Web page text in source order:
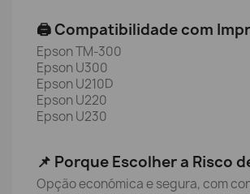
🖨️ Compatibilidade com
Epson TM-300
Epson U300
Epson U210D
Epson U220
Epson U230
📌 Porque Escolher a Risco
Opção económica e segura, com